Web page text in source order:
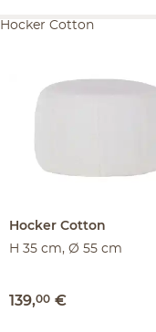
Hocker Cotton
H 35 cm, Ø 55 cm
139,00 €
Hocker Cotton